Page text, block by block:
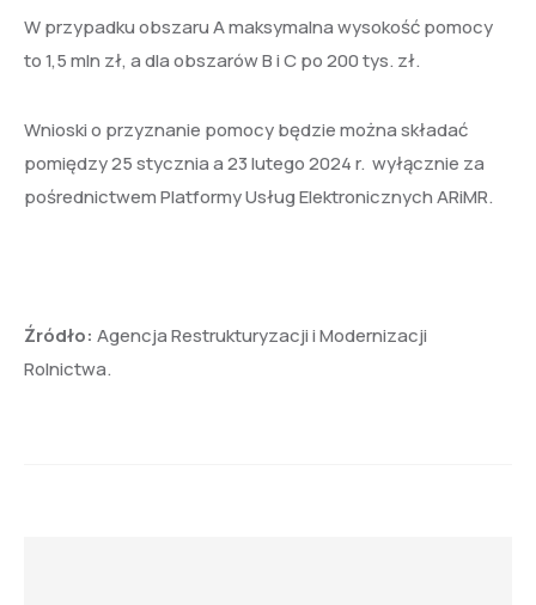
W przypadku obszaru A maksymalna wysokość pomocy
to 1,5 mln zł, a dla obszarów B i C po 200 tys. zł.
Wnioski o przyznanie pomocy będzie można składać
pomiędzy 25 stycznia a 23 lutego 2024 r. wyłącznie za
pośrednictwem Platformy Usług Elektronicznych ARiMR.
Źródło: Agencja Restrukturyzacji i Modernizacji
Rolnictwa.